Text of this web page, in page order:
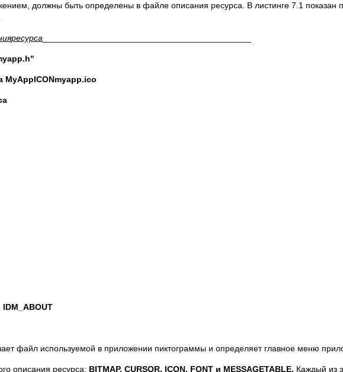
должны быть определены в файле описания ресурса. В листинге 7.1 показан
ресурса
МуАррICONmyapp.ico
файл используемой в приложении пиктограммы и определяет главное меню
описания ресурса: BITMAP, CURSOR, ICON. FONT и MESSAGETABLE. Каждый из